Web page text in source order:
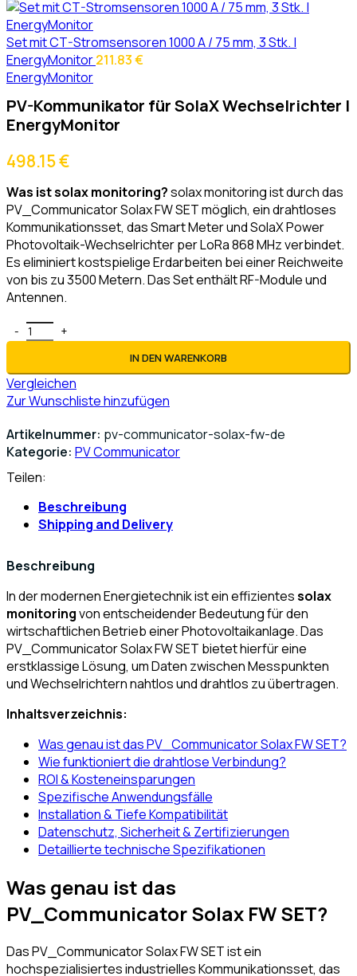
Set mit CT-Stromsensoren 1000 A / 75 mm, 3 Stk. |
EnergyMonitor211.83€
EnergyMonitor
PV-Kommunikator für SolaX Wechselrichter |
EnergyMonitor
498.15€
Was ist solax monitoring?solax monitoring ist durch das
PV_Communicator Solax FW SET möglich, ein drahtloses
Kommunikationsset, das Smart Meter und SolaX Power
Photovoltaik-Wechselrichter per LoRa 868 MHz verbindet.
Es eliminiert kostspielige Erdarbeiten bei einer Reichweite
von bis zu 3500 Metern. Das Set enthält RF-Module und
Antennen.
PV-Kommunikator für SolaX Wechselrichter |
IN DEN WARENKORB
Vergleichen
Zur Wunschliste hinzufügen
Artikelnummer: pv-communicator-solax-fw-de
Kategorie: PV Communicator
Teilen:
Beschreibung
Shipping and Delivery
Beschreibung
In der modernen Energietechnik ist ein effizientessolax
monitoringvon entscheidender Bedeutung für den
wirtschaftlichen Betrieb einer Photovoltaikanlage. Das
PV_Communicator Solax FW SET bietet hierfür eine
erstklassige Lösung, um Daten zwischen Messpunkten
und Wechselrichtern nahtlos und drahtlos zu übertragen.
Inhaltsverzeichnis:
Was genau ist das PV_Communicator Solax FW SET?
Wie funktioniert die drahtlose Verbindung?
ROI & Kosteneinsparungen
Spezifische Anwendungsfälle
Installation & Tiefe Kompatibilität
Datenschutz, Sicherheit & Zertifizierungen
Detaillierte technische Spezifikationen
Was genau ist das
PV_Communicator Solax FW SET?
Das PV_Communicator Solax FW SET ist ein
hochspezialisiertes industrielles Kommunikationsset, das